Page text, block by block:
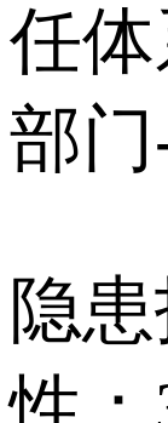
任
部门
隐